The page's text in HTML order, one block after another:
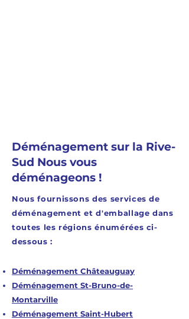
optimiser le temps et la
sécurité du transport.
Déménagement sur la Rive-
Sud Nous vous
déménageons !
Nous fournissons des services de
déménagement et d'emballage dans
toutes les régions énumérées ci-
dessous :
Déménagement Châteauguay
Déménagement St-Bruno-de-
Montarville
Déménagement Saint-Hubert